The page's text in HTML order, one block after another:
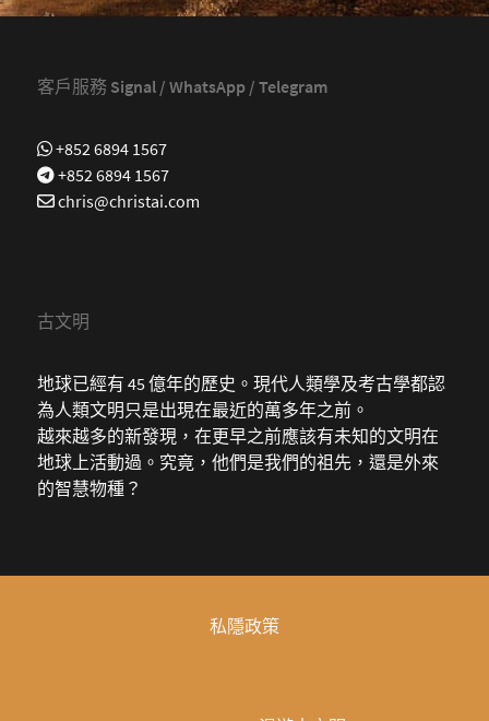
客戶服務 Signal / WhatsApp / Telegram
+852 6894 1567
+852 6894 1567
chris@christai.com
古文明
地球已經有 45 億年的歷史。現代人類學及考古學都認
為人類文明只是出現在最近的萬多年之前。
越來越多的新發現，在更早之前應該有未知的文明在
地球上活動過。究竟，他們是我們的祖先，還是外來
的智慧物種？
私隱政策